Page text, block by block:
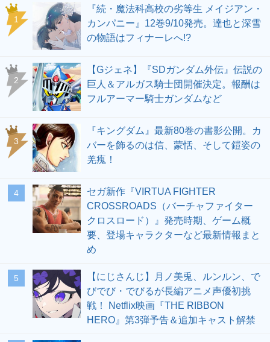
1
『続・魔法科高校の劣等生 メイジアン・
カンパニー』12巻9/10発売。達也と深雪
の物語はフィナーレへ!?
2
【Gジェネ】『SDガンダム外伝』伝説の
巨人＆アルガス騎士団開催決定。報酬は
フルアーマー騎士ガンダムなど
3
『キングダム』最新80巻の書影公開。カ
バーを飾るのは信、蒙恬、そして鎧姿の
羌瘣！
4
セガ新作『VIRTUA FIGHTER
CROSSROADS（バーチャファイター
クロスロード）』発売時期、ゲーム概
要、登場キャラクターなど最新情報まと
め
5
【にじさんじ】月ノ美兎、ルンルン、で
びでび・でびるが長編アニメ声優初挑
戦！ Netflix映画『THE RIBBON
HERO』第3弾予告＆追加キャスト解禁